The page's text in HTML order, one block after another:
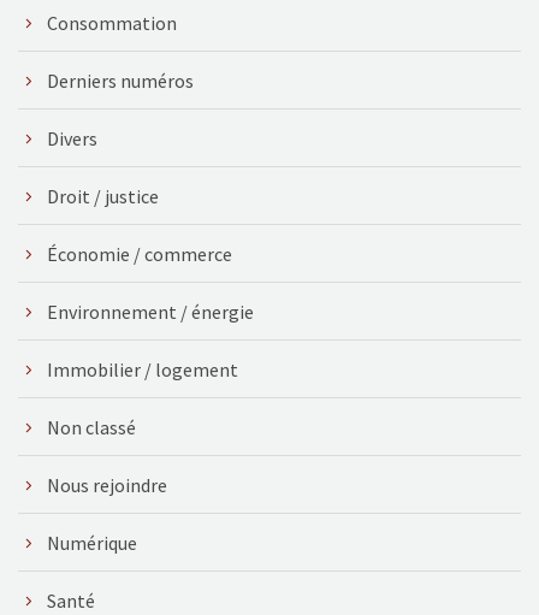
Consommation
Derniers numéros
Divers
Droit / justice
Économie / commerce
Environnement / énergie
Immobilier / logement
Non classé
Nous rejoindre
Numérique
Santé